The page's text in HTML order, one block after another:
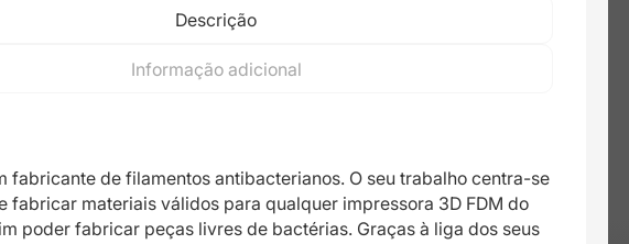
Descrição
Informação adicional
fabricante de filamentos antibacterianos. O seu trabalho centra-se
fabricar materiais válidos para qualquer impressora 3D FDM do
poder fabricar peças livres de bactérias. Graças à liga dos seus